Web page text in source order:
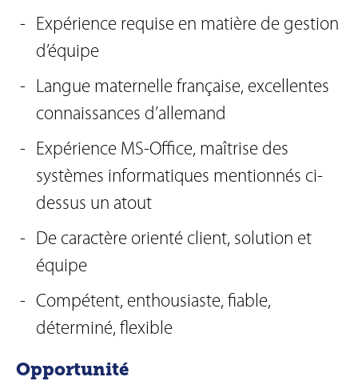
Expérience requise en matière de gestion
d’équipe
Langue maternelle française, excellentes
connaissances d’allemand
Expérience MS-Office, maîtrise des
systèmes informatiques mentionnés ci-
dessus un atout
De caractère orienté client, solution et
équipe
Compétent, enthousiaste, fiable,
déterminé, flexible
Opportunité